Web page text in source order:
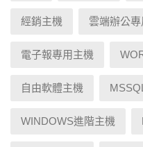
經銷主機 雲端辦公
電子報專用主機
自由軟體主機
WINDOWS進階主機